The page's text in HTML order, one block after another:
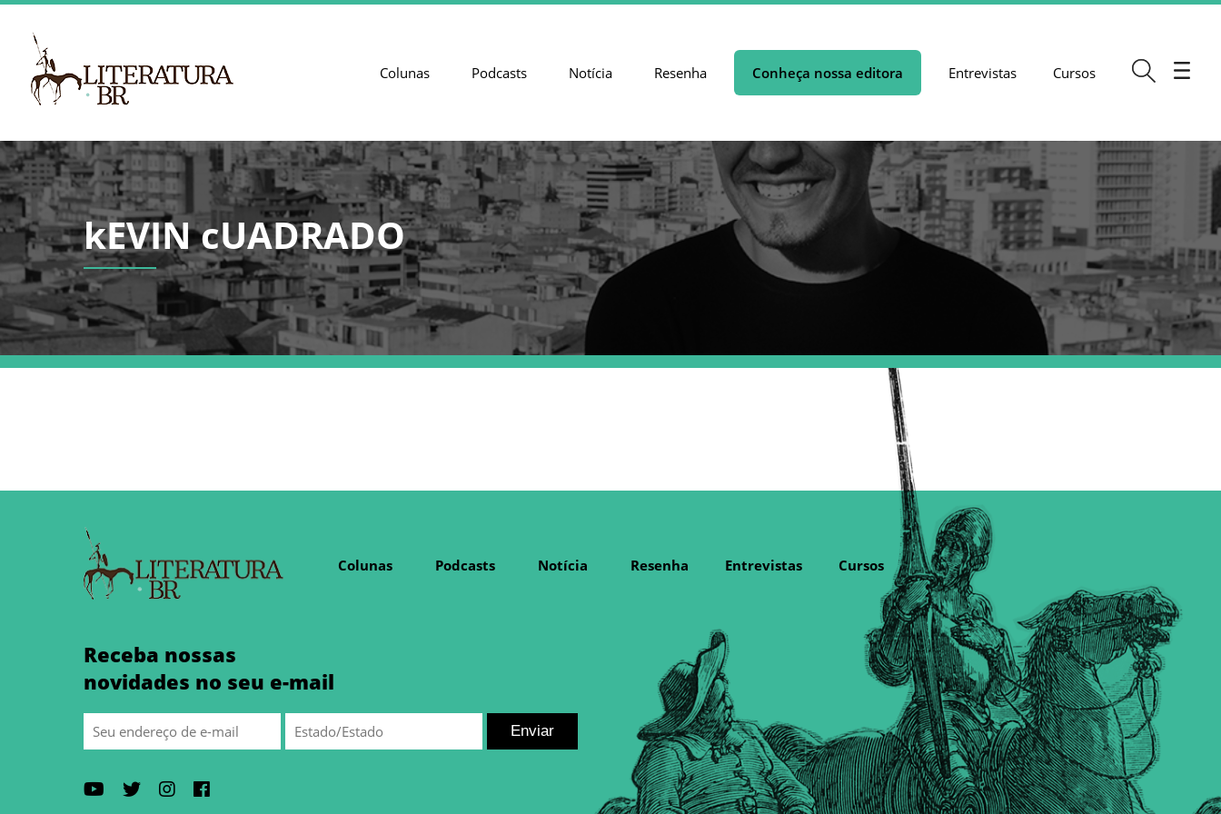
Colunas Podcasts Notícia Resenha Conheça nossa editora Entrevistas Cursos
kEVIN cUADRADO
Colunas Podcasts Notícia Resenha Entrevistas Cursos
Receba nossas
novidades no seu e-mail
Enviar